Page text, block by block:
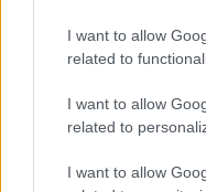
I want to allow
related to
I want to allow
related to
I want to allow
ΟΛΕΣ ΟΙ ΕΙΔΗΣΕΙΣ
Κρίσιμο 48ωρο για
κρούσματα -Στο
τις 21:00 στην Αττική
«καίνε» την 36χρονη